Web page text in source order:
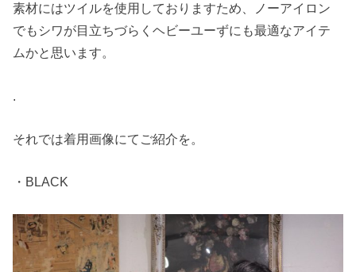
素材にはツイルを使用しておりますため、ノーアイロン
でもシワが目立ちづらくヘビーユーずにも最適なアイテ
ムかと思います。
.
それでは着用画像にてご紹介を。
・BLACK